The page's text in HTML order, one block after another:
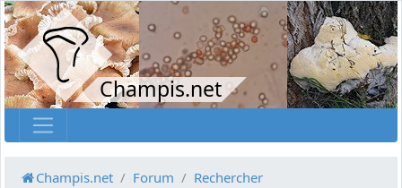
Champis.net
Champis.net Forum Rechercher